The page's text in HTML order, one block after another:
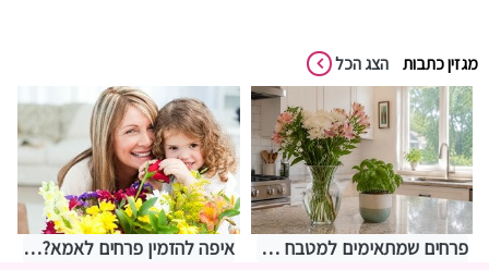
מגזין כתבות הצג הכל
פרחים שמתאימים למטבח – איך לבחור משהו שמחזיק מעמד בתנאים מאתגרים איפה להזמין פרחים לאמא? אצלנו בחנות שושי רגעים של פרחים